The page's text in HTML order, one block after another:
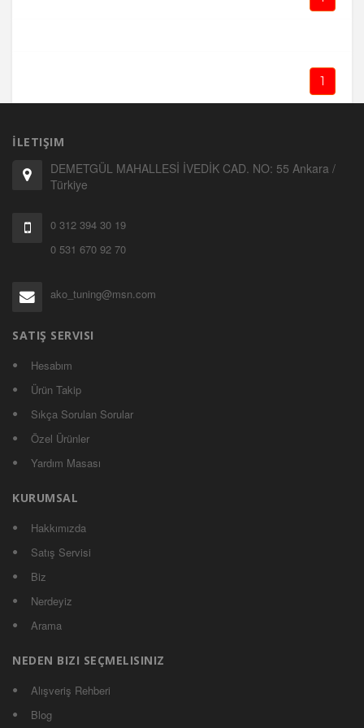
1
İLETIŞIM
DEMETGÜL MAHALLESİ İVEDİK CAD. NO: 55 Ankara /
Türkiye
0 312 394 30 19
0 531 670 92 70
ako_tuning@msn.com
SATIŞ SERVISI
Hesabım
Ürün Takip
Sıkça Sorulan Sorular
Özel Ürünler
Yardım Masası
KURUMSAL
Hakkımızda
Satış Servisi
Biz
Nerdeyiz
Arama
NEDEN BIZI SEÇMELISINIZ
Alışveriş Rehberi
Blog